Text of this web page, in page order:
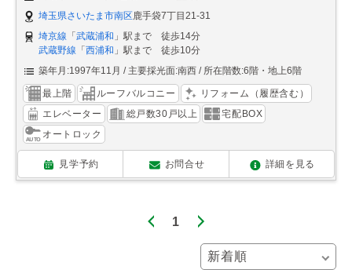
埼玉県さいたま市南区鹿手袋7丁目21-31
埼京線 「武蔵浦和 」駅まで 徒歩14分
武蔵野線 「西浦和 」駅まで 徒歩10分
築年月:1997年11月
主要採光面:南西 所在階数:6階・地上6階
最上階 ルーフバルコニー
リフォーム（履歴含む）
エレベーター
総戸数30戸以上
宅配BOX
オートロック
見学予約 お問合せ 詳細を見る
1